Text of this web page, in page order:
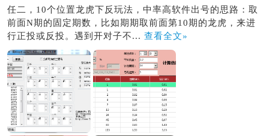
任二，10个位置龙虎下反玩法，中率高软件出号的思路：取
前面N期的固定期数，比如期期取前面第10期的龙虎，来进
行正投或反投。遇到开对子不... 查看全文»